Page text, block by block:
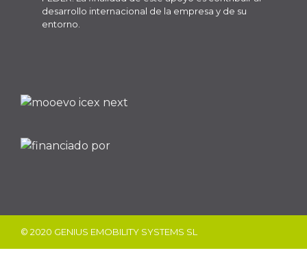
desarrollo internacional de la empresa y de su
entorno.
© 2020 GENIUS EMOBILITY SYSTEMS SL